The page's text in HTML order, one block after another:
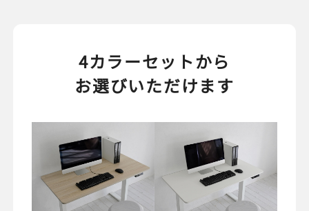
4カラーセットから
お選びいただけます